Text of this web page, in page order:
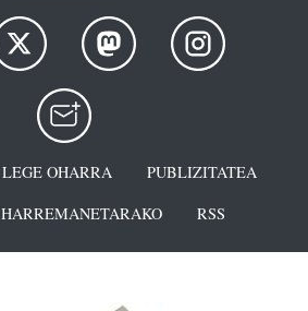
LEGE OHARRA
PUBLIZITATEA
HARREMANETARAKO RSS